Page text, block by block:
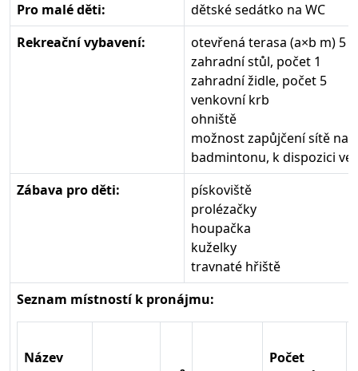
Pro malé děti:
dětské sedátko na WC
Rekreační vybavení:
otevřená terasa (a×b m) 5
zahradní stůl, počet 1
zahradní židle, počet 5
venkovní krb
ohniště
možnost zapůjčení sítě na
badmintonu, k dispozici
Zábava pro děti:
pískoviště
prolézačky
houpačka
kuželky
travnaté hřiště
Seznam místností k pronájmu:
Název
Počet